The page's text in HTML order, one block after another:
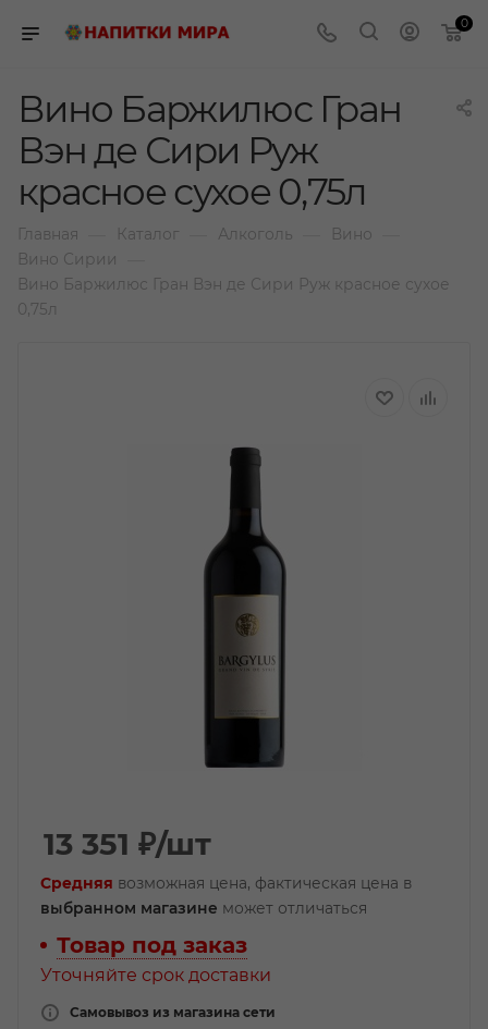
0
Вино Баржилюс Гран
Вэн де Сири Руж
красное сухое 0,75л
Главная Каталог Алкоголь Вино
Вино Сирии
Вино Баржилюс Гран Вэн де Сири Руж красное сухое
0,75л
13 351 ₽/шт
Средняя возможная цена, фактическая цена в
выбранном магазине может отличаться
Товар под заказ
Уточняйте срок доставки
Самовывоз из магазина сети